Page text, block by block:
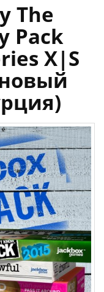
The
Pack
X|S